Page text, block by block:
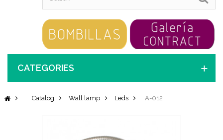
CATEGORIES
Catalog Wall lamp Leds A-012